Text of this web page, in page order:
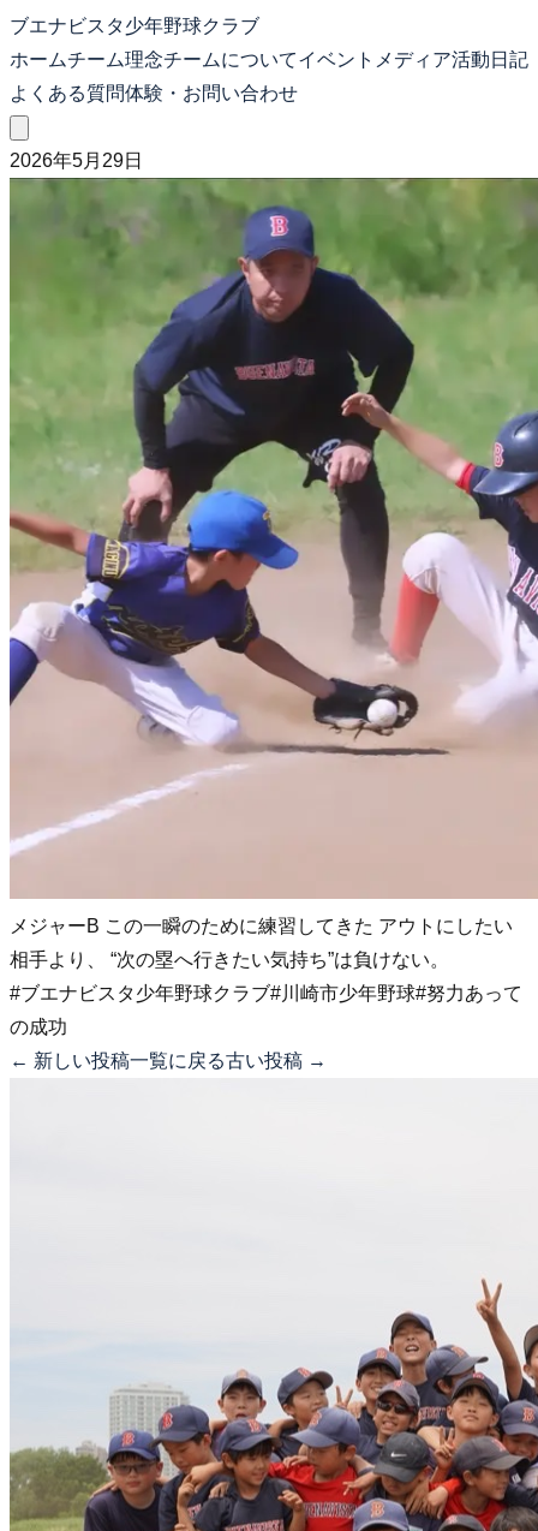
ブエナビスタ少年野球クラブ
ホームチーム理念チームについてイベント メディア活動日記
よくある質問体験・お問い合わせ
2026年5月29日
メジャーB この一瞬のために練習してきた アウトにしたい
相手より、 “次の塁へ行きたい気持ち”は負けない。
#ブエナビスタ少年野球クラブ#川崎市少年野球#努力あって
の成功
← 新しい投稿一覧に戻る古い投稿 →